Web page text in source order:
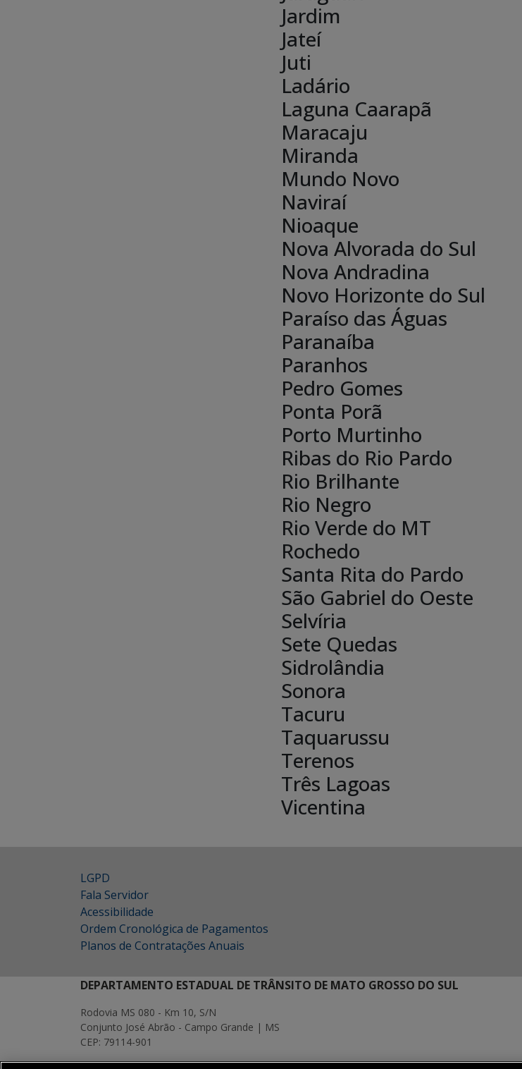
Jardim
Jateí
Juti
Ladário
Laguna Caarapã
Maracaju
Miranda
Mundo Novo
Naviraí
Nioaque
Nova Alvorada do Sul
Nova Andradina
Novo Horizonte do Sul
Paraíso das Águas
Paranaíba
Paranhos
Pedro Gomes
Ponta Porã
Porto Murtinho
Ribas do Rio Pardo
Rio Brilhante
Rio Negro
Rio Verde do MT
Rochedo
Santa Rita do Pardo
São Gabriel do Oeste
Selvíria
Sete Quedas
Sidrolândia
Sonora
Tacuru
Taquarussu
Terenos
Três Lagoas
Vicentina
LGPD
Fala Servidor
Acessibilidade
Ordem Cronológica de Pagamentos
Planos de Contratações Anuais
DEPARTAMENTO ESTADUAL DE TRÂNSITO DE MATO GROSSO DO SUL
Rodovia MS 080 - Km 10, S/N
Conjunto José Abrão - Campo Grande | MS
CEP: 79114-901